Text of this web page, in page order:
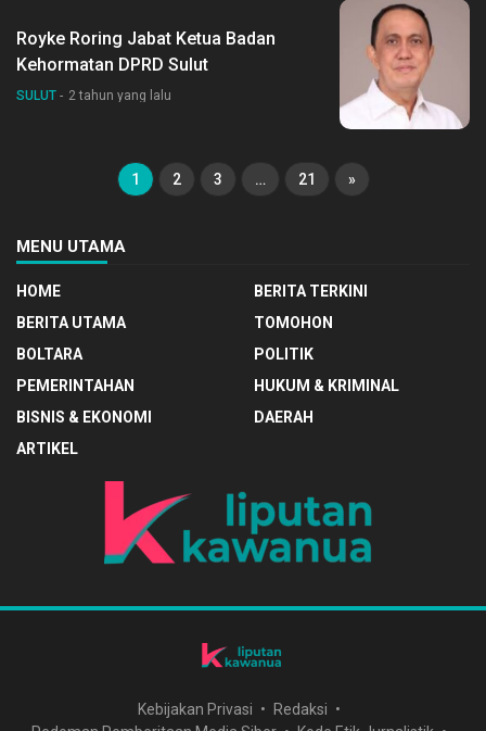
Royke Roring Jabat Ketua Badan
Kehormatan DPRD Sulut
SULUT 2 tahun yang lalu
1 2 3 … 21 »
MENU UTAMA
HOME
BERITA TERKINI
BERITA UTAMA
TOMOHON
BOLTARA
POLITIK
PEMERINTAHAN
HUKUM & KRIMINAL
BISNIS & EKONOMI
DAERAH
ARTIKEL
Kebijakan Privasi
Redaksi